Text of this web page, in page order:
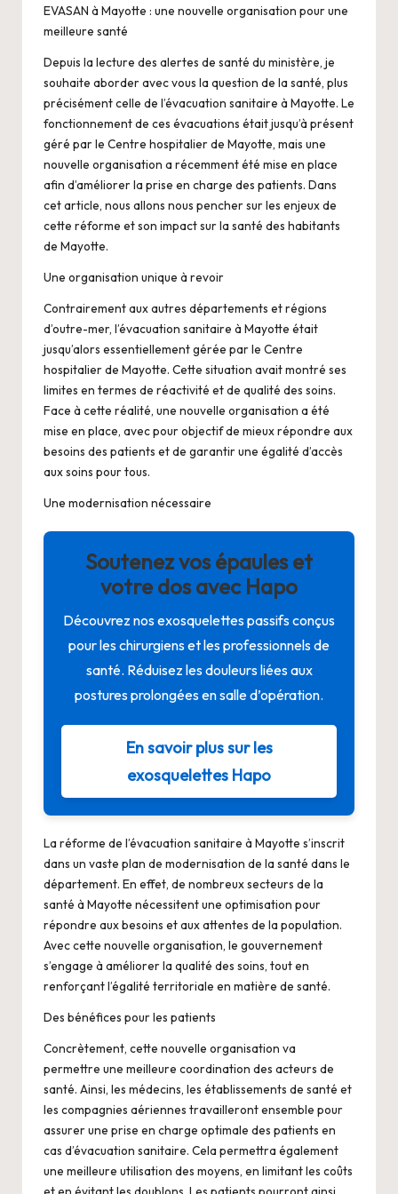
EVASAN à Mayotte : une nouvelle organisation pour une
meilleure santé
Depuis la lecture des alertes de santé du ministère, je
souhaite aborder avec vous la question de la santé, plus
précisément celle de l’évacuation sanitaire à Mayotte. Le
fonctionnement de ces évacuations était jusqu’à présent
géré par le Centre hospitalier de Mayotte, mais une
nouvelle organisation a récemment été mise en place
afin d’améliorer la prise en charge des patients. Dans
cet article, nous allons nous pencher sur les enjeux de
cette réforme et son impact sur la santé des habitants
de Mayotte.
Une organisation unique à revoir
Contrairement aux autres départements et régions
d’outre-mer, l’évacuation sanitaire à Mayotte était
jusqu’alors essentiellement gérée par le Centre
hospitalier de Mayotte. Cette situation avait montré ses
limites en termes de réactivité et de qualité des soins.
Face à cette réalité, une nouvelle organisation a été
mise en place, avec pour objectif de mieux répondre aux
besoins des patients et de garantir une égalité d’accès
aux soins pour tous.
Une modernisation nécessaire
Soutenez vos épaules et
votre dos avec Hapo
Découvrez nos exosquelettes passifs conçus
pour les chirurgiens et les professionnels de
santé. Réduisez les douleurs liées aux
postures prolongées en salle d’opération.
En savoir plus sur les
exosquelettes Hapo
La réforme de l’évacuation sanitaire à Mayotte s’inscrit
dans un vaste plan de modernisation de la santé dans le
département. En effet, de nombreux secteurs de la
santé à Mayotte nécessitent une optimisation pour
répondre aux besoins et aux attentes de la population.
Avec cette nouvelle organisation, le gouvernement
s’engage à améliorer la qualité des soins, tout en
renforçant l’égalité territoriale en matière de santé.
Des bénéfices pour les patients
Concrètement, cette nouvelle organisation va
permettre une meilleure coordination des acteurs de
santé. Ainsi, les médecins, les établissements de santé et
les compagnies aériennes travailleront ensemble pour
assurer une prise en charge optimale des patients en
cas d’évacuation sanitaire. Cela permettra également
une meilleure utilisation des moyens, en limitant les coûts